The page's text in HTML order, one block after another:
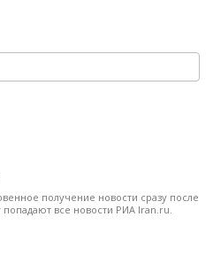
получение новости сразу после
все новости РИА Iran.ru.